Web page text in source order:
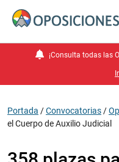
¡Consulta todas las
Portada /Convocatorias /
el Cuerpo de Auxilio Judicial